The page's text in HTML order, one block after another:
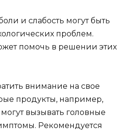
и слабость могут быть
проблем.
помочь в решении этих
внимание на свое
продукты, например,
вызывать головные
Рекомендуется